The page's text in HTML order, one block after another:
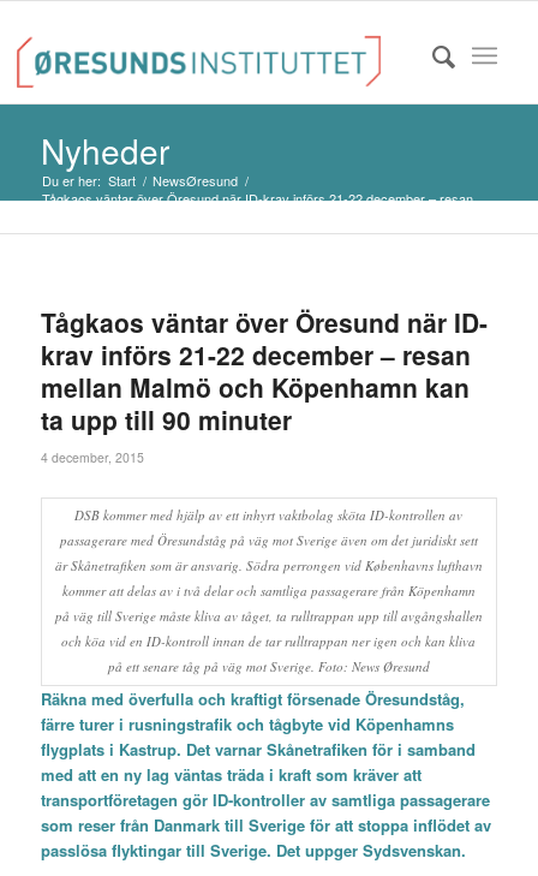
Nyheder
Du er her: Start / NewsØresund /
Tågkaos väntar över Öresund när ID-krav införs 21-22 december – resan
Tågkaos väntar över Öresund när ID-
krav införs 21-22 december – resan
mellan Malmö och Köpenhamn kan
ta upp till 90 minuter
4 december, 2015
DSB kommer med hjälp av ett inhyrt vaktbolag sköta ID-kontrollen av
passagerare med Öresundståg på väg mot Sverige även om det juridiskt sett
är Skånetrafiken som är ansvarig. Södra perrongen vid Københavns lufthavn
kommer att delas av i två delar och samtliga passagerare från Köpenhamn
på väg till Sverige måste kliva av tåget, ta rulltrappan upp till avgångshallen
och köa vid en ID-kontroll innan de tar rulltrappan ner igen och kan kliva
på ett senare tåg på väg mot Sverige. Foto: News Øresund
Räkna med överfulla och kraftigt försenade Öresundståg,
färre turer i rusningstrafik och tågbyte vid Köpenhamns
flygplats i Kastrup. Det varnar Skånetrafiken för i samband
med att en ny lag väntas träda i kraft som kräver att
transportföretagen gör ID-kontroller av samtliga passagerare
som reser från Danmark till Sverige för att stoppa inflödet av
passlösa flyktingar till Sverige. Det uppger Sydsvenskan.